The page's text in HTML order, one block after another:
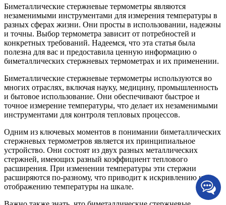
Биметаллические стержневые термометры являются
незаменимыми инструментами для измерения температуры в
разных сферах жизни. Они просты в использовании, надежны
и точны. Выбор термометра зависит от потребностей и
конкретных требований. Надеемся, что эта статья была
полезна для вас и предоставила ценную информацию о
биметаллических стержневых термометрах и их применении.
Биметаллические стержневые термометры используются во
многих отраслях, включая науку, медицину, промышленность
и бытовое использование. Они обеспечивают быстрое и
точное измерение температуры, что делает их незаменимыми
инструментами для контроля тепловых процессов.
Одним из ключевых моментов в понимании биметаллических
стержневых термометров является их принципиальное
устройство. Они состоят из двух разных металлических
стержней, имеющих разный коэффициент теплового
расширения. При изменении температуры эти стержни
расширяются по-разному, что приводит к искривлению и
отображению температуры на шкале.